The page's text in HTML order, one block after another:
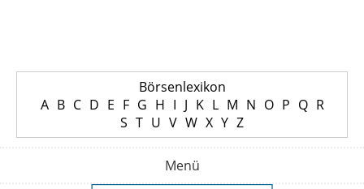
Börsenlexikon
A B C D E F G H I J K L M N O P Q R
S T U V W X Y Z
Menü